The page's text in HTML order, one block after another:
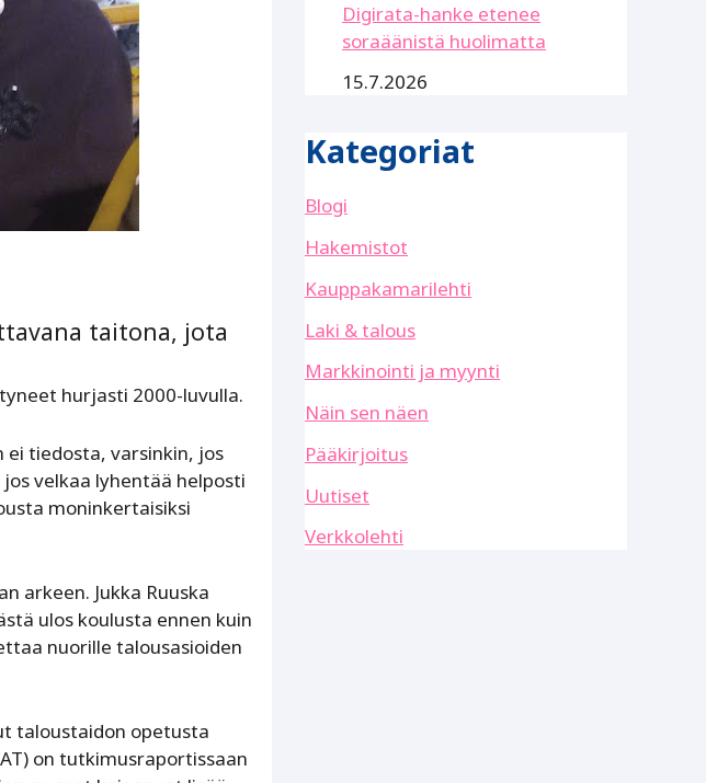
taitona, jota
hurjasti 2000-luvulla.
tiedosta, varsinkin, jos
velkaa lyhentää helposti
moninkertaisiksi
arkeen. Jukka Ruuska
ulos koulusta ennen kuin
nuorille talousasioiden
taloustaidon opetusta
on tutkimusraportissaan
Digirata-hanke etenee
soraäänistä huolimatta
15.7.2026
Kategoriat
Blogi
Hakemistot
Kauppakamarilehti
Laki & talous
Markkinointi ja myynti
Näin sen näen
Pääkirjoitus
Uutiset
Verkkolehti